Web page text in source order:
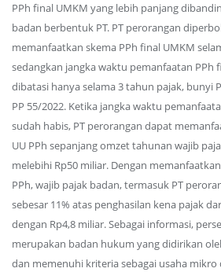
PPh final UMKM yang lebih panjang
badan berbentuk PT. PT perorangan
memanfaatkan skema PPh final UMKM
sedangkan jangka waktu pemanfaatan PPh
dibatasi hanya selama 3 tahun pajak, bunyi
PP 55/2022. Ketika jangka waktu
sudah habis, PT perorangan dapat
UU PPh sepanjang omzet tahunan wajib
melebihi Rp50 miliar. Dengan
PPh, wajib pajak badan, termasuk PT
sebesar 11% atas penghasilan kena pajak
dengan Rp4,8 miliar. Sebagai informasi,
merupakan badan hukum yang didirikan
dan memenuhi kriteria sebagai usaha mikro